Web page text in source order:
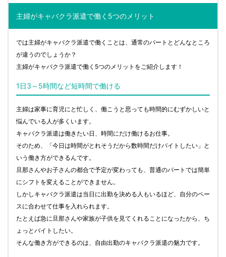
主婦がキャバクラ派遣で働く5つのメリット
では主婦がキャバクラ派遣で働くことは、通常のパートとどんなところ
が違うのでしょうか？
主婦がキャバクラ派遣で働く5つのメリットをご紹介します！
1日3～5時間など短時間で働ける
主婦は家事に育児にと忙しく、働こうと思っても時間的にむずかしいと
悩んでいる人が多くいます。
キャバクラ派遣は働きたい日、時間にだけ働けるお仕事。
そのため、「今日は時間がとれそうだから数時間だけバイトしたい」と
いう働き方ができるんです。
旦那さんやお子さんの都合で予定が変わっても、普通のパートでは簡単
にシフトを変えることができません。
しかしキャバクラ派遣は当日に出勤を決める人もいるほど、自分のペー
スに合わせて仕事を入れられます。
たとえば急に旦那さんや家族が子供を見てくれることになったから、ち
ょっとバイトしたい。
そんな働き方ができるのは、自由出勤のキャバクラ派遣の魅力です。